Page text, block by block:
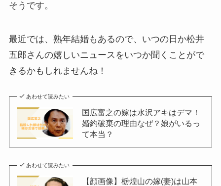
そうです。
最近では、熟年結婚もあるので、いつの日か松井
五郎さんの嬉しいニュースをいつか聞くことがで
きるかもしれませんね！
あわせて読みたい
国広富之の嫁は水沢アキはデマ！
婚約破棄の理由なぜ？娘がいるっ
て本当？
あわせて読みたい
【顔画像】栃煌山の嫁(妻)は山本